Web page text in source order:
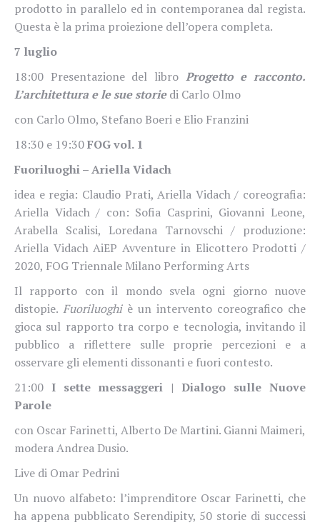
prodotto in parallelo ed in contemporanea dal regista.
Questa è la prima proiezione dell’opera completa.
7 luglio
18:00 Presentazione del libro Progetto e racconto.
L’architettura e le sue storiedi Carlo Olmo
con Carlo Olmo, Stefano Boeri e Elio Franzini
18:30 e 19:30FOG vol. 1
Fuoriluoghi – Ariella Vidach
idea e regia: Claudio Prati, Ariella Vidach / coreografia:
Ariella Vidach / con: Sofia Casprini, Giovanni Leone,
Arabella Scalisi, Loredana Tarnovschi / produzione:
Ariella Vidach AiEP Avventure in Elicottero Prodotti /
2020, FOG Triennale Milano Performing Arts
Il rapporto con il mondo svela ogni giorno nuove
distopie. Fuoriluoghiè un intervento coreografico che
gioca sul rapporto tra corpo e tecnologia, invitando il
pubblico a riflettere sulle proprie percezioni e a
osservare gli elementi dissonanti e fuori contesto.
21:00 I sette messaggeri | Dialogo sulle Nuove
Parole
con Oscar Farinetti, Alberto De Martini. Gianni Maimeri,
modera Andrea Dusio.
Live di Omar Pedrini
Un nuovo alfabeto: l’imprenditore Oscar Farinetti, che
ha appena pubblicato Serendipity, 50 storie di successi